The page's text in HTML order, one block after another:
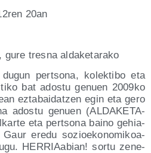
20an
gure tres­na aldaketarako
per­tso­na, kolek­ti­bo eta
bat ados­tu genuen 2009ko
ezta­bai­datzen egin eta gero
ados­tu genuen (ALDA­KE­TA­
eta per­tso­na baino gehia­
ere­du sozioe­ko­no­mi­koa­
HERRIAa­bian! sor­tu zene­